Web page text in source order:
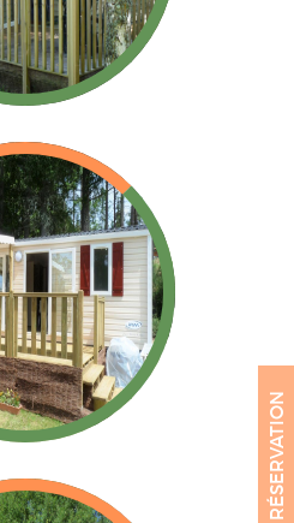
RÉSERVATION
Riviera
Home IRM